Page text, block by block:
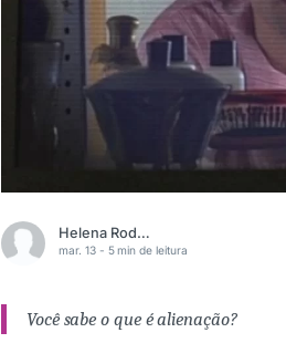
Helena Rodriguez
mar. 13 - 5 min de leitura
Você sabe o que é alienação?